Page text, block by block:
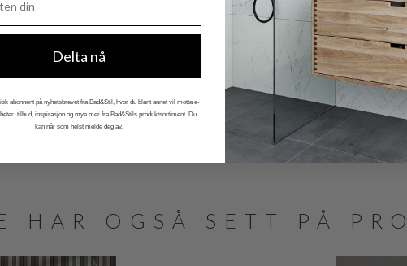
HAR OGSÅ SETT PÅ
Delta nå
abonnent på nyhetsbrevet fra Bad&Stil, hvor du blant annet vil motta e-
tilbud, inspirasjon og mye mer fra Bad&Stils produktsortiment. Du
kan når som helst melde deg av.